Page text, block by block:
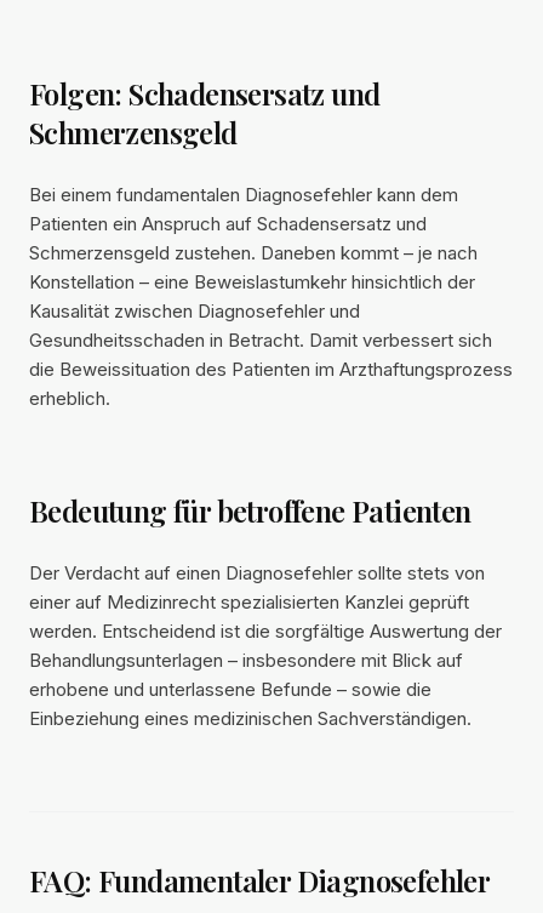
Folgen: Schadensersatz und
Schmerzensgeld
Bei einem fundamentalen Diagnosefehler kann dem
Patienten ein Anspruch auf Schadensersatz und
Schmerzensgeld zustehen. Daneben kommt – je nach
Konstellation – eine Beweislastumkehr hinsichtlich der
Kausalität zwischen Diagnosefehler und
Gesundheitsschaden in Betracht. Damit verbessert sich
die Beweissituation des Patienten im Arzthaftungsprozess
erheblich.
Bedeutung für betroffene Patienten
Der Verdacht auf einen Diagnosefehler sollte stets von
einer auf Medizinrecht spezialisierten Kanzlei geprüft
werden. Entscheidend ist die sorgfältige Auswertung der
Behandlungsunterlagen – insbesondere mit Blick auf
erhobene und unterlassene Befunde – sowie die
Einbeziehung eines medizinischen Sachverständigen.
FAQ: Fundamentaler Diagnosefehler